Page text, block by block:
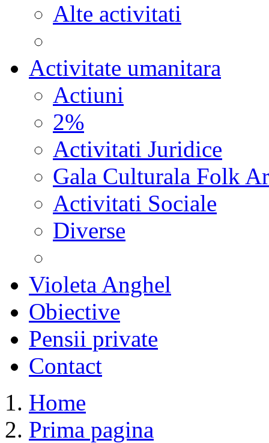
Alte activitati
Activitate umanitara
Actiuni
2%
Activitati Juridice
Gala Culturala Folk
Activitati Sociale
Diverse
Violeta Anghel
Obiective
Pensii private
Contact
Home
Prima pagina